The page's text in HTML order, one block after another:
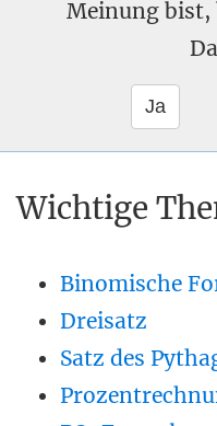
Meinung bist,
Wichtige
Binomische
Dreisatz
Satz des